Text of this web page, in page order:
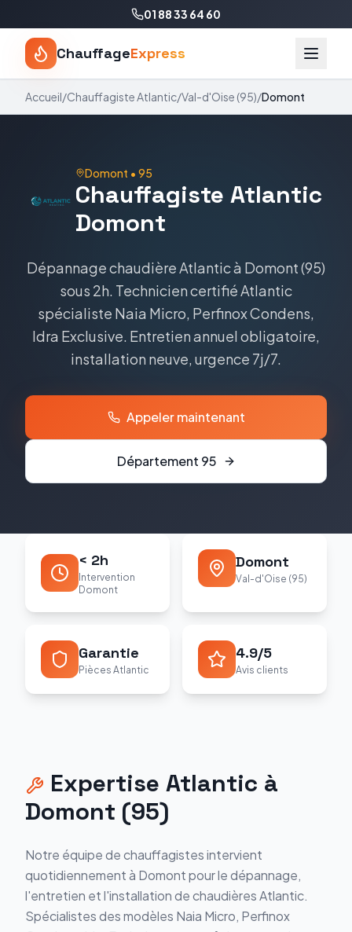
01 88 33 64 60
ChauffageExpress
Accueil/ChauffagisteAtlantic/Val-d'Oise (95)/Domont
Domont • 95
Chauffagiste Atlantic
Domont
Dépannage chaudièreAtlanticà Domont(95)
sous 2h. Technicien certifiéAtlantic
spécialiste Naia Micro, Perfinox Condens,
Idra Exclusive. Entretien annuel obligatoire,
installation neuve, urgence 7j/7.
Appeler maintenant
Département 95
< 2h
Intervention
Domont
Domont
Val-d'Oise (95)
Garantie
Pièces Atlantic
4.9/5
Avis clients
Expertise Atlantic à
Domont (95)
Notre équipe de chauffagistes intervient
quotidiennement à Domontpour le dépannage,
l'entretien et l'installation de chaudièresAtlantic.
Spécialistes des modèles Naia Micro, Perfinox